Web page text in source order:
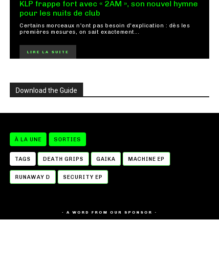
KLP frappe fort avec « 2AM », son nouvel hymne
pour les nuits de club
Certains morceaux n'ont pas besoin d'explication : dès les
premières mesures, on sait exactement...
LIRE LA SUITE
Download the Guide
À LA UNE SORTIES
TAGS DEATH GRIPS GAIKA MACHINE EP
RUNAWAY D SECURITY EP
- A WORD FROM OUR SPONSOR -